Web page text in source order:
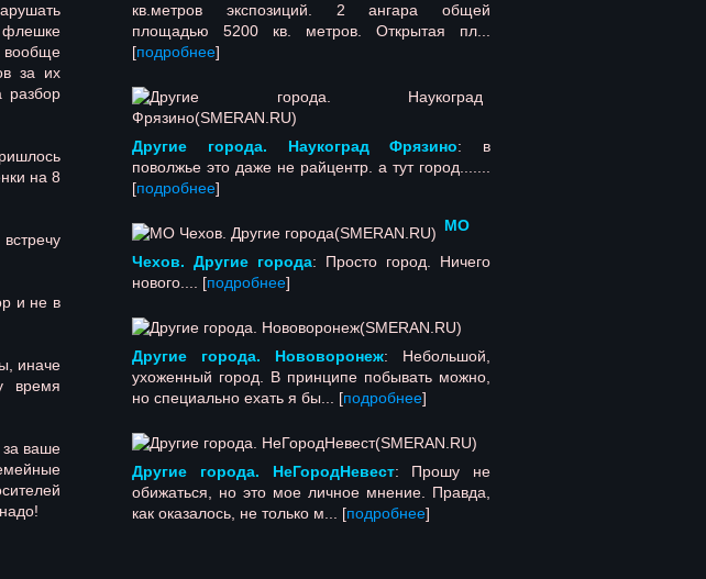
флешке
вообще
за их
разбор
на 8
и не в
иначе
время
ваше
кв.метров экспозиций. 2 ангара общей
площадью 5200 кв. метров. Открытая пл...
[подробнее]
Другие города. Наукоград Фрязино: в
поволжье это даже не райцентр. а тут город.......
[подробнее]
МО
Чехов. Другие города: Просто город. Ничего
нового.... [подробнее]
Другие города. Нововоронеж: Небольшой,
ухоженный город. В принципе побывать можно,
но специально ехать я бы... [подробнее]
Другие города. НеГородНевест: Прошу не
обижаться, но это мое личное мнение. Правда,
как оказалось, не только м... [подробнее]